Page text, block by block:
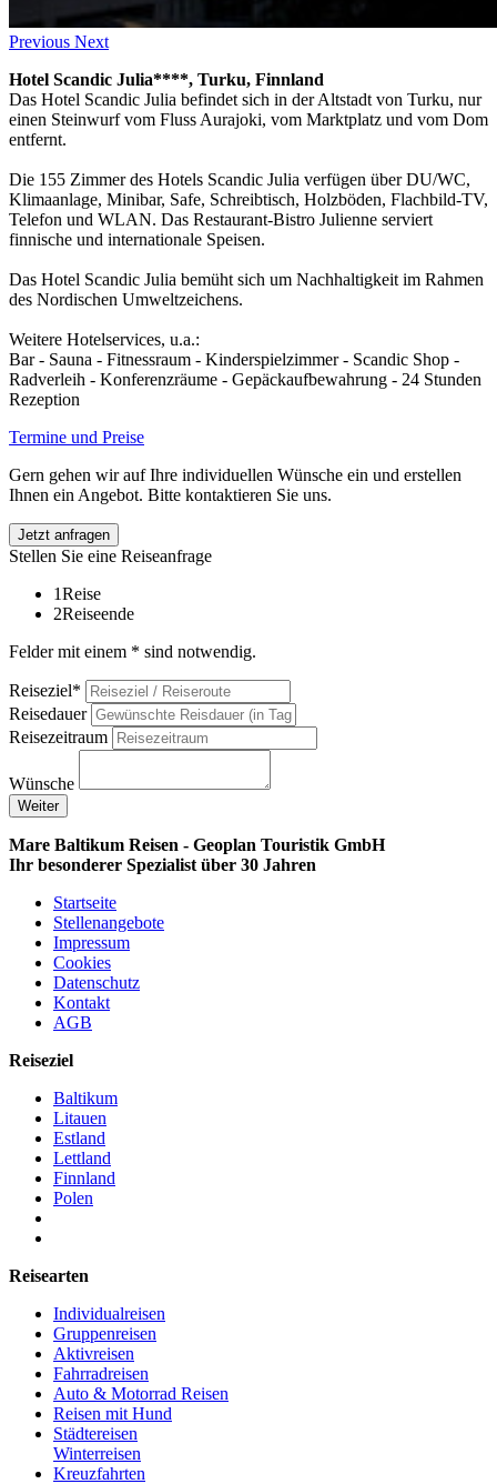
Previous Next
Hotel Scandic Julia****, Turku, Finnland
Das Hotel Scandic Julia befindet sich in der Altstadt von Turku, nur
einen Steinwurf vom Fluss Aurajoki, vom Marktplatz und vom Dom
entfernt.
Die 155 Zimmer des Hotels Scandic Julia verfügen über DU/WC,
Klimaanlage, Minibar, Safe, Schreibtisch, Holzböden, Flachbild-TV,
Telefon und WLAN. Das Restaurant-Bistro Julienne serviert
finnische und internationale Speisen.
Das Hotel Scandic Julia bemüht sich um Nachhaltigkeit im Rahmen
des Nordischen Umweltzeichens.
Weitere Hotelservices, u.a.:
Bar - Sauna - Fitnessraum - Kinderspielzimmer - Scandic Shop -
Radverleih - Konferenzräume - Gepäckaufbewahrung - 24 Stunden
Rezeption
Termine und Preise
Gern gehen wir auf Ihre individuellen Wünsche ein und erstellen
Ihnen ein Angebot. Bitte kontaktieren Sie uns.
Jetzt anfragen
Stellen Sie eine Reiseanfrage
1Reise
2Reiseende
Felder mit einem * sind notwendig.
Reiseziel*
Reisedauer
Reisezeitraum
Wünsche
Weiter
Mare Baltikum Reisen - Geoplan Touristik GmbH
Ihr besonderer Spezialist über 30 Jahren
Startseite
Stellenangebote
Impressum
Cookies
Datenschutz
Kontakt
AGB
Reiseziel
Baltikum
Litauen
Estland
Lettland
Finnland
Polen
Reisearten
Individualreisen
Gruppenreisen
Aktivreisen
Fahrradreisen
Auto & Motorrad Reisen
Reisen mit Hund
Städtereisen
Winterreisen
Kreuzfahrten